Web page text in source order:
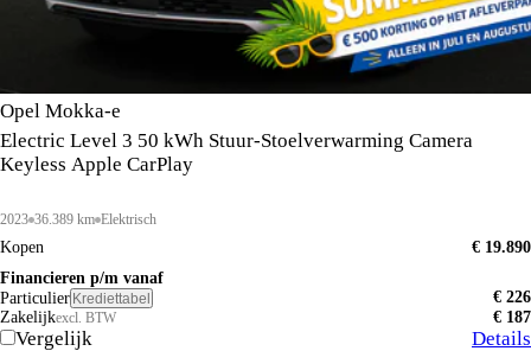
Opel Mokka-e
Electric Level 3 50 kWh Stuur-Stoelverwarming Camera
Keyless Apple CarPlay
2023 36.389 km Elektrisch
Kopen
€ 19.890
Financieren p/m vanaf
Particulier Krediettabel
€ 226
Zakelijkexcl. BTW € 187
Vergelijk Details